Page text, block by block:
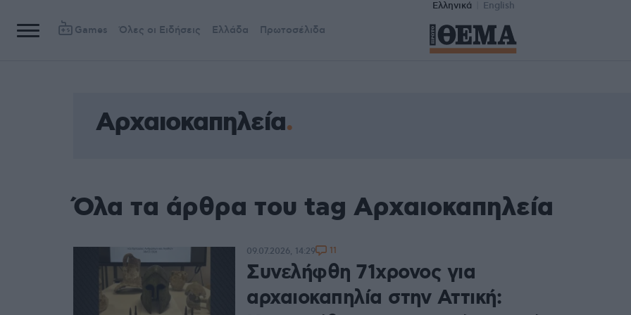
Ελληνικά English
Games Όλες οι Ειδήσεις Ελλάδα Πρωτοσέλιδα
Αρχαιοκαπηλεία
Όλα τα άρθρα του tag Αρχαιοκαπηλεία
Συνελήφθη 71χρονος για
αρχαιοκαπηλία στην Αττική:
09.07.2026, 14:29 11